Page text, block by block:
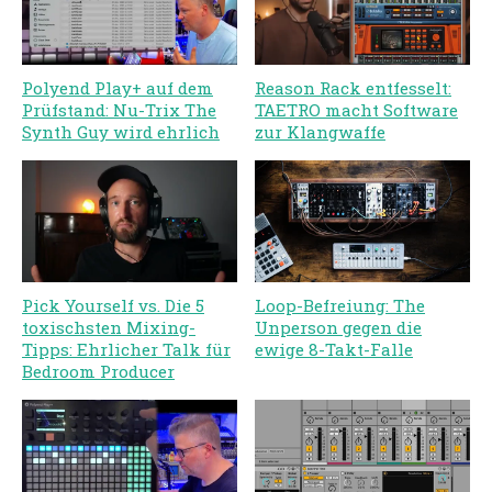
Polyend Play+ auf dem
Prüfstand: Nu-Trix The
Synth Guy wird ehrlich
Reason Rack entfesselt:
TAETRO macht Software
zur Klangwaffe
Pick Yourself vs. Die 5
toxischsten Mixing-
Tipps: Ehrlicher Talk für
Bedroom Producer
Loop-Befreiung: The
Unperson gegen die
ewige 8-Takt-Falle